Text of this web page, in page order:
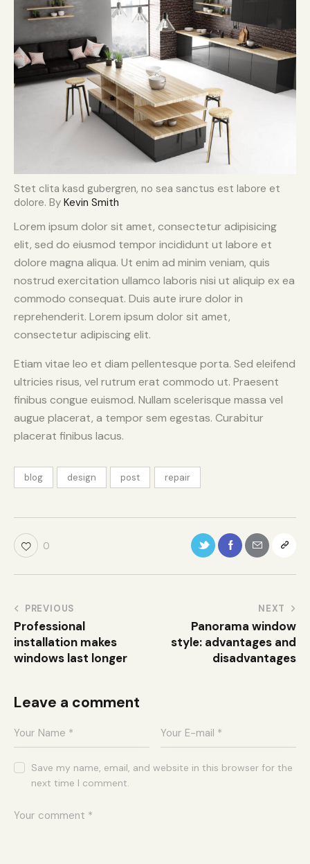
Stet clita kasd gubergren, no sea sanctus est labore et
dolore. By Kevin Smith
Lorem ipsum dolor sit amet, consectetur adipisicing
elit, sed do eiusmod tempor incididunt ut labore et
dolore magna aliqua. Ut enim ad minim veniam, quis
nostrud exercitation ullamco laboris nisi ut aliquip ex ea
commodo consequat. Duis aute irure dolor in
reprehenderit. Lorem ipsum dolor sit amet,
consectetur adipiscing elit.
Etiam vitae leo et diam pellentesque porta. Sed eleifend
ultricies risus, vel rutrum erat commodo ut. Praesent
finibus congue euismod. Nullam scelerisque massa vel
augue placerat, a tempor sem egestas. Curabitur
placerat finibus lacus.
blog design post repair
0
PREVIOUS
Professional
installation makes
windows last longer
NEXT
Panorama window
style: advantages and
disadvantages
Leave a comment
Save my name, email, and website in this browser for the
next time I comment.